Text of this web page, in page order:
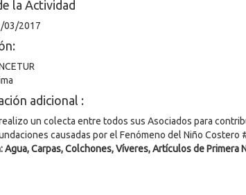
la Actividad
03/2017
adicional :
un colecta entre todos sus Asociados para
causadas por el Fenómeno del Niño Costero
Agua, Carpas, Colchones, Víveres, Artículos de Primera